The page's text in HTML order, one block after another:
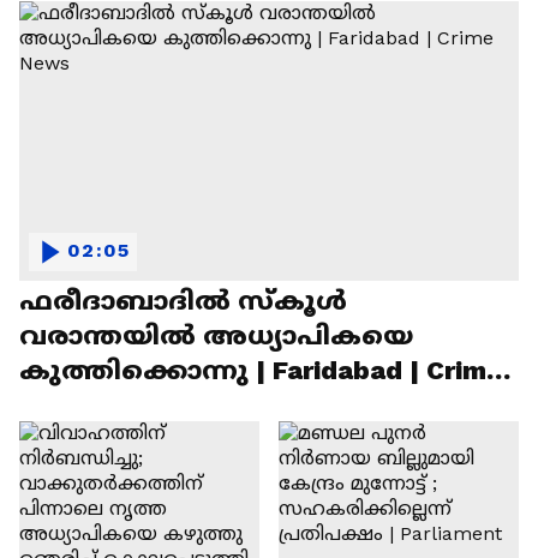
ഫരീദാബാദില്‍ സ്‌കൂള്‍
വരാന്തയില്‍ അധ്യാപികയെ
കുത്തിക്കൊന്നു | Faridabad | Crime
02:05